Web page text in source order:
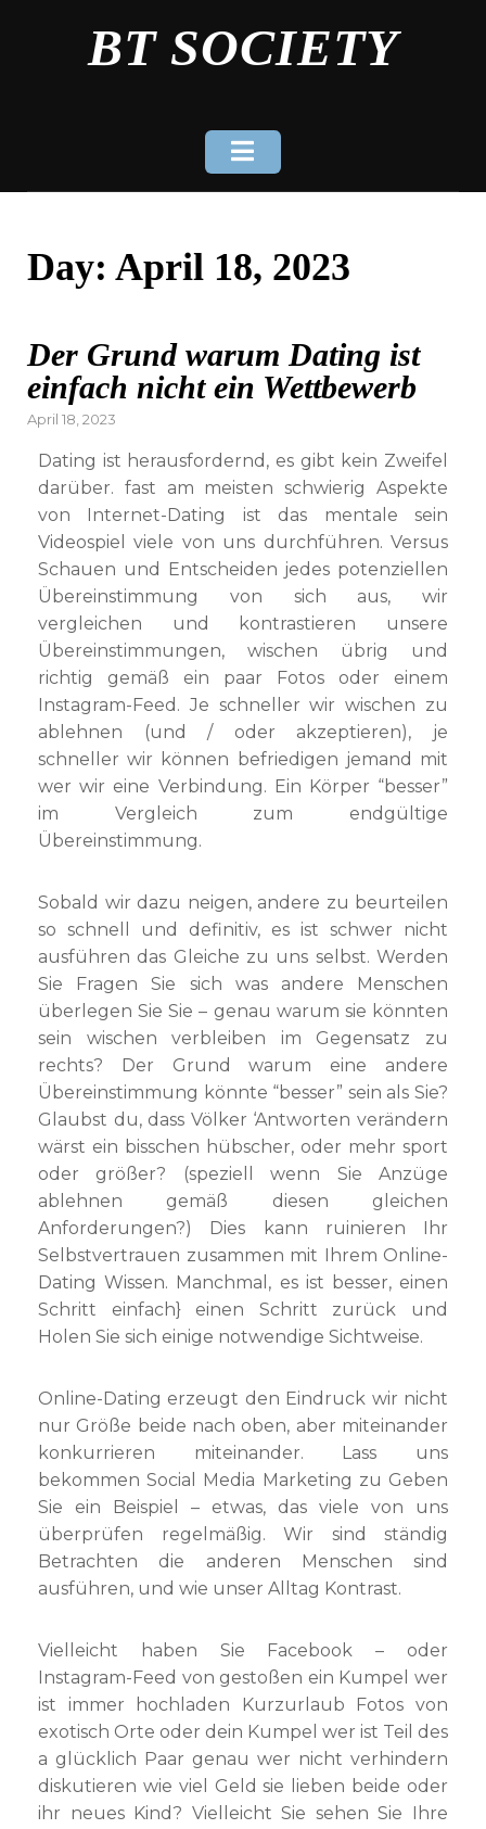
BT SOCIETY
Day: April 18, 2023
Der Grund warum Dating ist
einfach nicht ein Wettbewerb
Posted
April 18, 2023
Dating ist herausfordernd, es gibt kein Zweifel
darüber. fast am meisten schwierig Aspekte
von Internet-Dating ist das mentale sein
Videospiel viele von uns durchführen. Versus
Schauen und Entscheiden jedes potenziellen
Übereinstimmung von sich aus, wir
vergleichen und kontrastieren unsere
Übereinstimmungen, wischen übrig und
richtig gemäß ein paar Fotos oder einem
Instagram-Feed. Je schneller wir wischen zu
ablehnen (und / oder akzeptieren), je
schneller wir können befriedigen jemand mit
wer wir eine Verbindung. Ein Körper “besser”
im Vergleich zum endgültige
Übereinstimmung.
Sobald wir dazu neigen, andere zu beurteilen
so schnell und definitiv, es ist schwer nicht
ausführen das Gleiche zu uns selbst. Werden
Sie Fragen Sie sich was andere Menschen
überlegen Sie Sie – genau warum sie könnten
sein wischen verbleiben im Gegensatz zu
rechts? Der Grund warum eine andere
Übereinstimmung könnte “besser” sein als Sie?
Glaubst du, dass Völker ‘Antworten verändern
wärst ein bisschen hübscher, oder mehr sport
oder größer? (speziell wenn Sie Anzüge
ablehnen gemäß diesen gleichen
Anforderungen?) Dies kann ruinieren Ihr
Selbstvertrauen zusammen mit Ihrem Online-
Dating Wissen. Manchmal, es ist besser, einen
Schritt einfach} einen Schritt zurück und
Holen Sie sich einige notwendige Sichtweise.
Online-Dating erzeugt den Eindruck wir nicht
nur Größe beide nach oben, aber miteinander
konkurrieren miteinander. Lass uns
bekommen Social Media Marketing zu Geben
Sie ein Beispiel – etwas, das viele von uns
überprüfen regelmäßig. Wir sind ständig
Betrachten die anderen Menschen sind
ausführen, und wie unser Alltag Kontrast.
Vielleicht haben Sie Facebook – oder
Instagram-Feed von gestoßen ein Kumpel wer
ist immer hochladen Kurzurlaub Fotos von
exotisch Orte oder dein Kumpel wer ist Teil des
a glücklich Paar genau wer nicht verhindern
diskutieren wie viel Geld sie lieben beide oder
ihr neues Kind? Vielleicht Sie sehen Sie Ihre